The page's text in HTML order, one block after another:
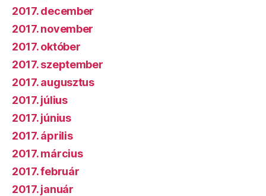
2017. december
2017. november
2017. október
2017. szeptember
2017. augusztus
2017. július
2017. június
2017. április
2017. március
2017. február
2017. január